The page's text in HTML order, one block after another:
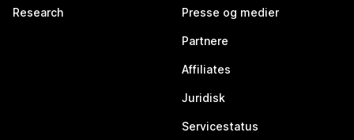
Research Presse og medier
Partnere
Affiliates
Juridisk
Servicestatus